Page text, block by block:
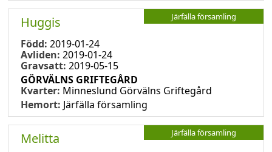
Järfälla församling
Huggis
Född: 2019-01-24
Avliden: 2019-01-24
Gravsatt: 2019-05-15
GÖRVÄLNS GRIFTEGÅRD
Kvarter: Minneslund Görvälns Griftegård
Hemort: Järfälla församling
Järfälla församling
Melitta